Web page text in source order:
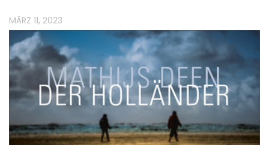
MÄRZ 11, 2023